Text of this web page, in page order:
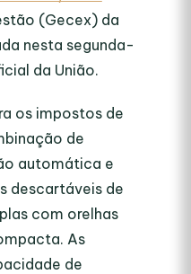
(Gecex) da
nesta segunda-
da União.
os impostos de
de
automática e
descartáveis de
com orelhas
As
de